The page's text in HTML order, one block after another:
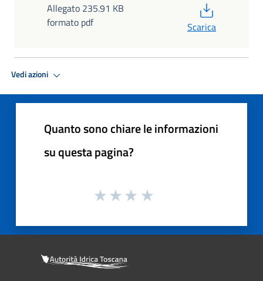
Allegato 235.91 KB
formato pdf
Scarica
Vedi azioni
Quanto sono chiare le informazioni
su questa pagina?